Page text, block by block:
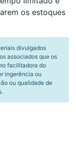
os estoques
divulgados
associados que os
facilitadora do
ingerência ou
ou qualidade de